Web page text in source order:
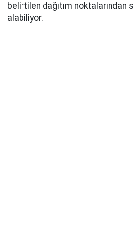
belirtilen dağıtım
alabiliyor.